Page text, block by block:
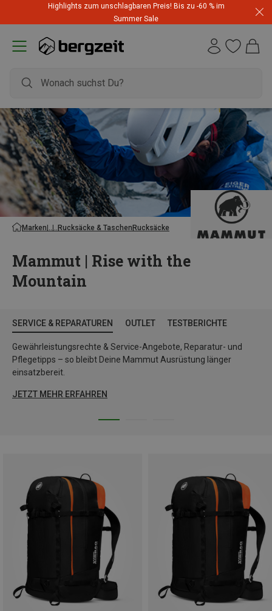
Highlights zum unschlagbaren Preis! Bis zu -60 % im
Summer Sale
Marken Rucksäcke & TaschenRucksäcke
Mammut | Rise with the
Mountain
SERVICE & REPARATUREN OUTLET TESTBERICHTE
Gewährleistungsrechte & Service-Angebote, Reparatur- und
Pflegetipps – so bleibt Deine Mammut Ausrüstung länger
einsatzbereit.
JETZT MEHR ERFAHREN